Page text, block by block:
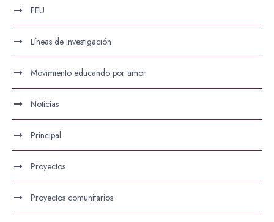
FEU
Líneas de Investigación
Movimiento educando por amor
Noticias
Principal
Proyectos
Proyectos comunitarios